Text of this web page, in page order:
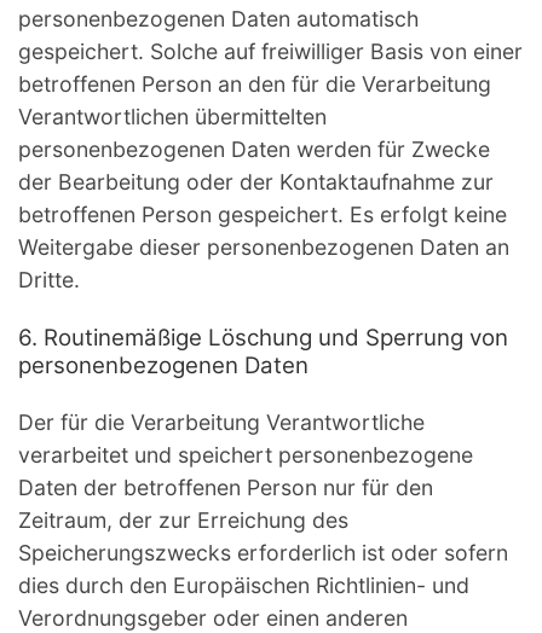
personenbezogenen Daten automatisch
gespeichert. Solche auf freiwilliger Basis von einer
betroffenen Person an den für die Verarbeitung
Verantwortlichen übermittelten
personenbezogenen Daten werden für Zwecke
der Bearbeitung oder der Kontaktaufnahme zur
betroffenen Person gespeichert. Es erfolgt keine
Weitergabe dieser personenbezogenen Daten an
Dritte.
6. Routinemäßige Löschung und Sperrung von
personenbezogenen Daten
Der für die Verarbeitung Verantwortliche
verarbeitet und speichert personenbezogene
Daten der betroffenen Person nur für den
Zeitraum, der zur Erreichung des
Speicherungszwecks erforderlich ist oder sofern
dies durch den Europäischen Richtlinien- und
Verordnungsgeber oder einen anderen